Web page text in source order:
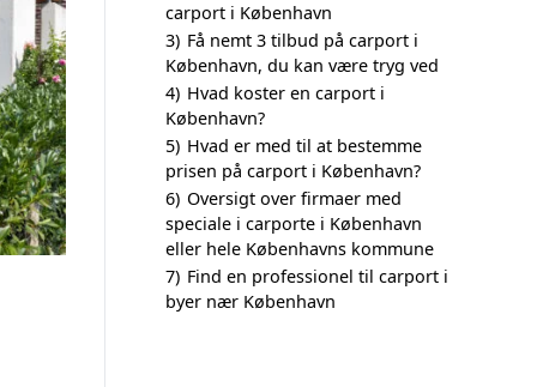
carport i København
3) Få nemt 3 tilbud på carport i
København, du kan være tryg ved
4) Hvad koster en carport i
København?
5) Hvad er med til at bestemme
prisen på carport i København?
6) Oversigt over firmaer med
speciale i carporte i København
eller hele Københavns kommune
7) Find en professionel til carport i
byer nær København